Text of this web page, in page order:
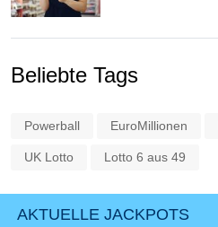
Beliebte Tags
Powerball EuroMillionen
UK Lotto Lotto 6 aus 49
AKTUELLE JACKPOTS